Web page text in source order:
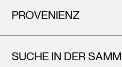
PROVENIENZ
SUCHE IN DER